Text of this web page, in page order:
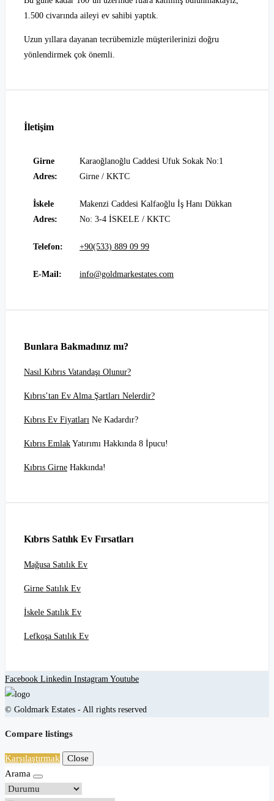
1.500 civarında aileyi ev sahibi yaptık.
Uzun yıllara dayanan tecrübemizle müşterilerinizi doğru
yönlendirmek çok önemli.
İletişim
Girne
Adres:
Karaoğlanoğlu Caddesi Ufuk Sokak No:1
Girne / KKTC
İskele
Adres:
Makenzi Caddesi Kalfaoğlu İş Hanı Dükkan
No: 3-4 İSKELE / KKTC
Telefon: +90(533) 889 09 99
E-Mail: info@goldmarkestates.com
Bunlara Bakmadınız mı?
Nasıl Kıbrıs Vatandaşı Olunur?
Kıbrıs’tan Ev Alma Şartları Nelerdir?
Kıbrıs Ev Fiyatları Ne Kadardır?
Kıbrıs Emlak Yatırımı Hakkında 8 İpucu!
Kıbrıs Girne Hakkında!
Kıbrıs Satılık Ev Fırsatları
Mağusa Satılık Ev
Girne Satılık Ev
İskele Satılık Ev
Lefkoşa Satılık Ev
Facebook Linkedin Instagram Youtube
© Goldmark Estates - All rights reserved
Compare listings
Karşılaştırmak
Close
Arama